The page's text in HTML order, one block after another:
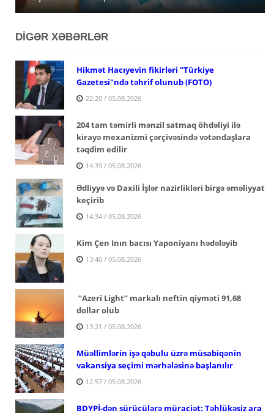
DİGƏR XƏBƏRLƏR
Hikmət Hacıyevin fikirləri "Türkiye
Gazetesi"ndə təhrif olunub (FOTO)
22:20 / 05.08.2026
204 tam təmirli mənzil satmaq öhdəliyi ilə
kirayə mexanizmi çərçivəsində vətəndaşlara
təqdim edilir
14:39 / 05.08.2026
Ədliyyə və Daxili İşlər nazirlikləri birgə əməliyyat
keçirib
14:34 / 05.08.2026
Kim Çen Inın bacısı Yaponiyanı hədələyib
13:40 / 05.08.2026
“Azeri Light” markalı neftin qiyməti 91,68
dollar olub
13:21 / 05.08.2026
Müəllimlərin işə qəbulu üzrə müsabiqənin
vakansiya seçimi mərhələsinə başlanılır
12:57 / 05.08.2026
BDYPİ-dən sürücülərə müraciət: Təhlükəsiz ara